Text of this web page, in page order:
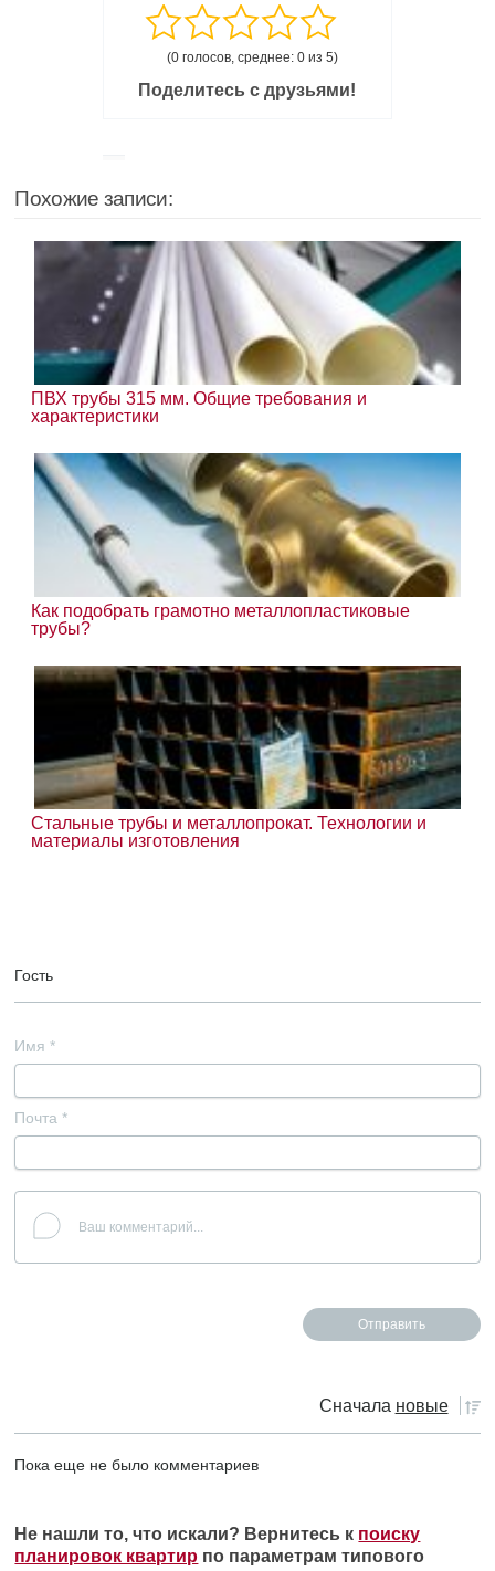
(0 голосов, среднее: 0 из 5)
Поделитесь с друзьями!
Похожие записи:
ПВХ трубы 315 мм. Общие требования и
характеристики
Как подобрать грамотно металлопластиковые
трубы?
Стальные трубы и металлопрокат. Технологии и
материалы изготовления
Гость
Имя *
Почта *
Сначала новые
Пока еще не было комментариев
Не нашли то, что искали? Вернитесь к поиску
планировок квартир по параметрам типового